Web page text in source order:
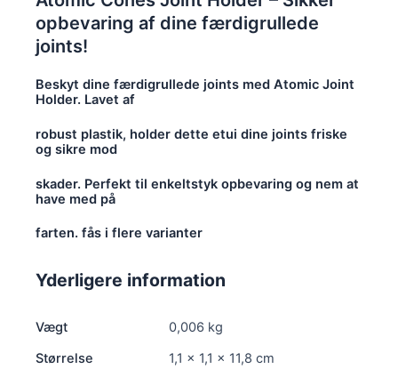
opbevaring af dine færdigrullede
joints!
Beskyt dine færdigrullede joints med Atomic Joint
Holder. Lavet af
robust plastik, holder dette etui dine joints friske
og sikre mod
skader. Perfekt til enkeltstyk opbevaring og nem at
have med på
farten. fås i flere varianter
Yderligere information
Vægt
0,006 kg
Størrelse
1,1 × 1,1 × 11,8 cm